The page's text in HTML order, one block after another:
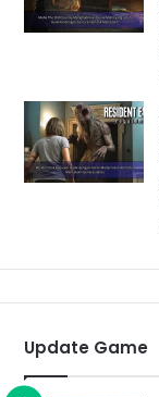
Update Game